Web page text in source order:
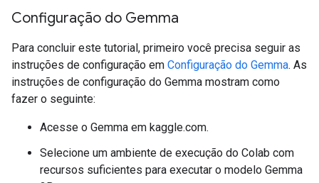
Configuração do Gemma
Para concluir este tutorial, primeiro você precisa seguir as
instruções de configuração em Configuração do Gemma. As
instruções de configuração do Gemma mostram como
fazer o seguinte:
Acesse o Gemma em kaggle.com.
Selecione um ambiente de execução do Colab com
recursos suficientes para executar o modelo Gemma